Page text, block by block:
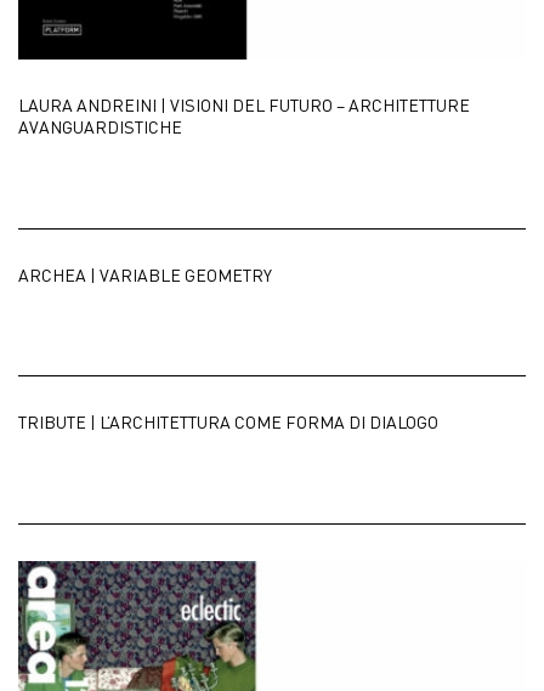
LAURA ANDREINI | VISIONI DEL FUTURO – ARCHITETTURE
AVANGUARDISTICHE
ARCHEA | VARIABLE GEOMETRY
TRIBUTE | L’ARCHITETTURA COME FORMA DI DIALOGO